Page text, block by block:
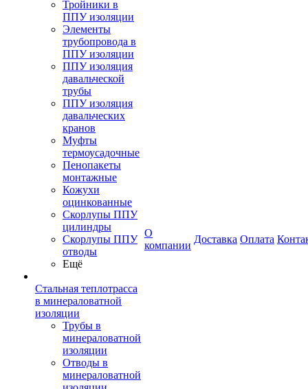
Тройники в
ППУ изоляции
Элементы
трубопровода в
ППУ изоляции
ППУ изоляция
давальческой
трубы
ППУ изоляция
давальческих
кранов
Муфты
термоусадочные
Пенопакеты
монтажные
Кожухи
оцинкованные
Скорлупы ППУ
цилиндры
Скорлупы ППУ
отводы
Ещё
Стальная теплотрасса
в минераловатной
изоляции
Трубы в
минераловатной
изоляции
Отводы в
минераловатной
О
компании
Доставка Оплата